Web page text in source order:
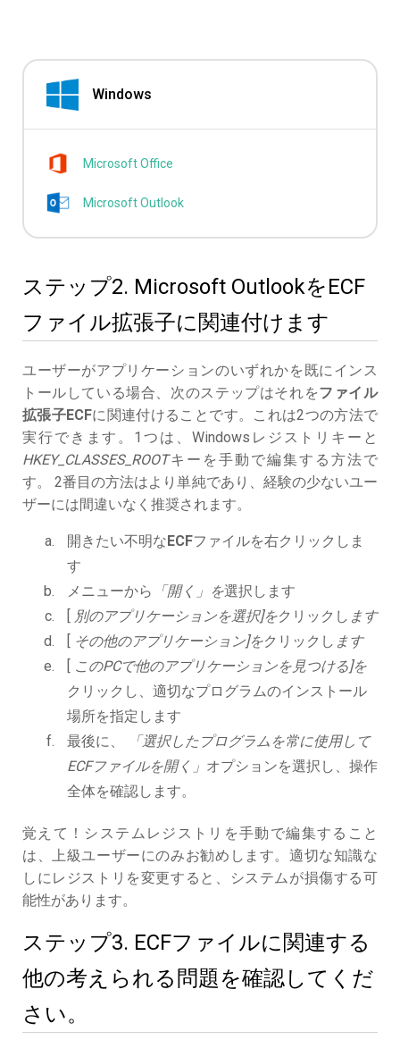
Windows
Microsoft Office
Microsoft Outlook
ステップ2. Microsoft OutlookをECF
ファイル拡張子に関連付けます
ユーザーがアプリケーションのいずれかを既にインス
トールしている場合、次のステップはそれをファイル
拡張子ECFに関連付けることです。これは2つの方法で
実行できます。1つは、Windowsレジストリキーと
HKEY_CLASSES_ROOTキーを手動で編集する方法で
す。 2番目の方法はより単純であり、経験の少ないユー
ザーには間違いなく推奨されます。
開きたい不明なECFファイルを右クリックしま
す
メニューから
「開く」を選択します
[ 別のアプリケーションを選択]をクリックし ます
[ その他のアプリケーション]をクリックし ます
[ このPCで他のアプリケーションを見つける]を
クリックし、適切なプログラムのインストール
場所を指定します
最後に、
「選択したプログラムを常に使用して
ECFファイルを開く」 オプションを選択し、操作
全体を確認します。
覚えて！システムレジストリを手動で編集すること
は、上級ユーザーにのみお勧めします。適切な知識な
しにレジストリを変更すると、システムが損傷する可
能性があります。
ステップ3. ECFファイルに関連する
他の考えられる問題を確認してくだ
さい。